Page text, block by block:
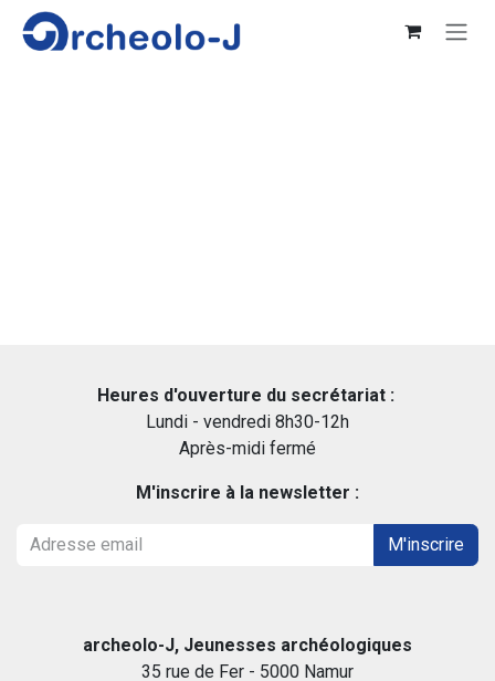
Se rendre au contenu
Heures d'ouverture du secrétariat :
Lundi - vendredi 8h30-12h
Après-midi fermé
M'inscrire à la newsletter :
M'inscrire
archeolo-J, Jeunesses archéologiques
35 rue de Fer - 5000 Namur